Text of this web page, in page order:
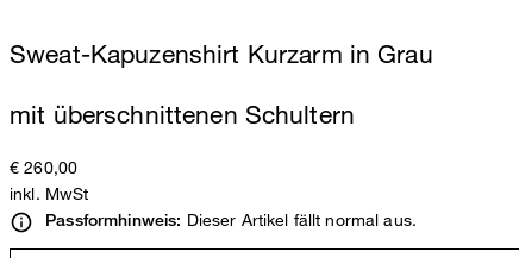
Sweat-Kapuzenshirt Kurzarm in Grau
mit überschnittenen Schultern
€ 260,00
inkl. MwSt
Passformhinweis: Dieser Artikel fällt normal aus.